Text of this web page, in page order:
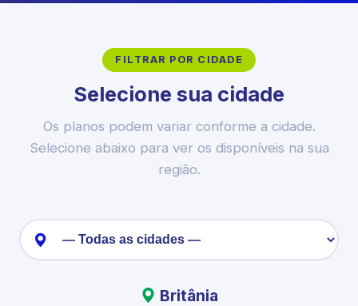
FILTRAR POR CIDADE
Selecione sua cidade
Os planos podem variar conforme a cidade.
Selecione abaixo para ver os disponíveis na sua
região.
Britânia